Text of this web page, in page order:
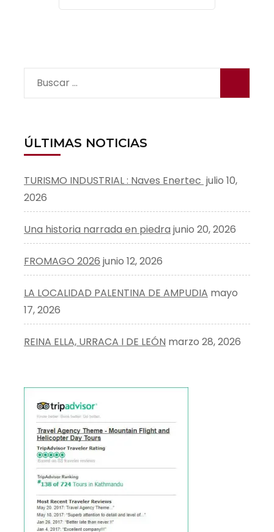
Buscar:
ÚLTIMAS NOTICIAS
TURISMO INDUSTRIAL : Naves Enertec julio 10,
2026
Una historia narrada en piedra junio 20, 2026
FROMAGO 2026 junio 12, 2026
LA LOCALIDAD PALENTINA DE AMPUDIA mayo
17, 2026
REINA ELLA, URRACA I DE LEÓN marzo 28, 2026